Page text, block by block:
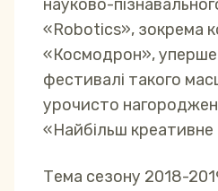
науково-
«Robotics», зокрема
«Космодрон», уперше
фестивалі такого
урочисто нагороджені
«Найбільш креативне
Тема сезону 2018-